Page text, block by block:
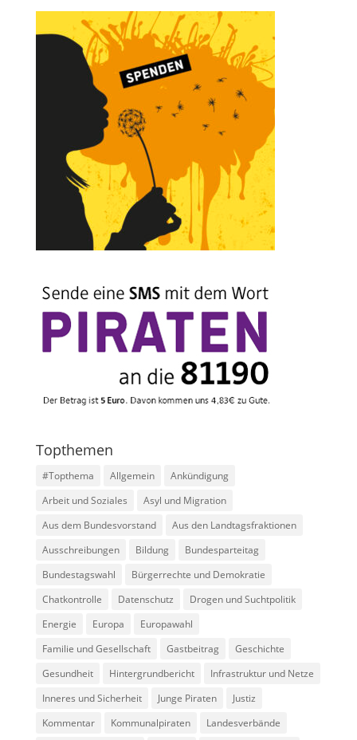
Topthemen
#Topthema Allgemein
Ankündigung
Arbeit und Soziales
Asyl und Migration
Aus dem Bundesvorstand
Aus den Landtagsfraktionen
Ausschreibungen
Bildung
Bundesparteitag
Bundestagswahl
Bürgerrechte und Demokratie
Chatkontrolle
Datenschutz
Drogen und Suchtpolitik
Energie
Europa
Europawahl
Familie und Gesellschaft
Gastbeitrag
Geschichte
Gesundheit
Hintergrundbericht
Infrastruktur und Netze
Inneres und Sicherheit
Junge Piraten
Justiz
Kommentar
Kommunalpiraten
Landesverbände